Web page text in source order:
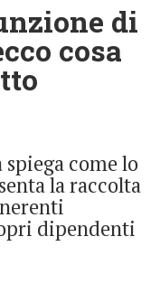
di
cosa
come lo
la raccolta
dipendenti